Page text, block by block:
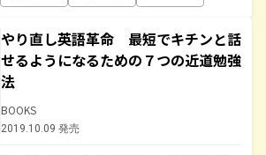
やり直し英語革命 最短でキチンと話
せるようになるための７つの近道勉強
法
BOOKS
2019.10.09 発売